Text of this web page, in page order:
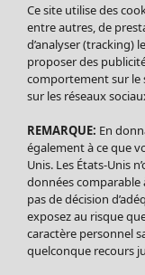
Soldes Vêtements
Tous les vêtements
Robes
Tuniques
Blouses
Tops
Gilets
Pantalon
Jupes
Ce site utilise des
entre autres, de
d’analyser (tracking)
proposer des
comportement sur le
sur les réseaux
REMARQUE: En
également à ce que
Unis. Les États-Unis
données comparable
pas de décision
exposez au risque
caractère personnel
quelconque recours